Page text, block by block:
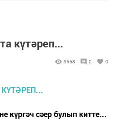
күтәреп...
3668 0 0
күргәч сәер булып китте...